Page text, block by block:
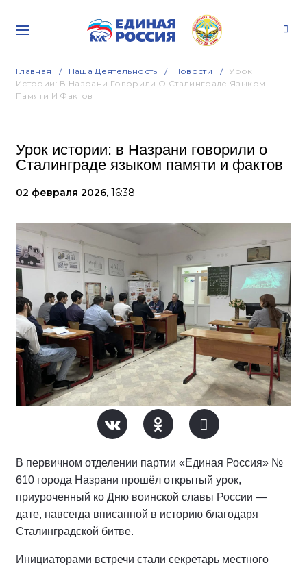
Главная Наша Деятельность Новости
Урок
Истории: В Назрани Говорили О Сталинграде Языком
Памяти И Фактов
Урок истории: в Назрани говорили о
Сталинграде языком памяти и фактов
02 февраля 2026, 16:38
В первичном отделении партии «Единая Россия» №
610 города Назрани прошёл открытый урок,
приуроченный ко Дню воинской славы России —
дате, навсегда вписанной в историю благодаря
Сталинградской битве.
Инициаторами встречи стали секретарь местного